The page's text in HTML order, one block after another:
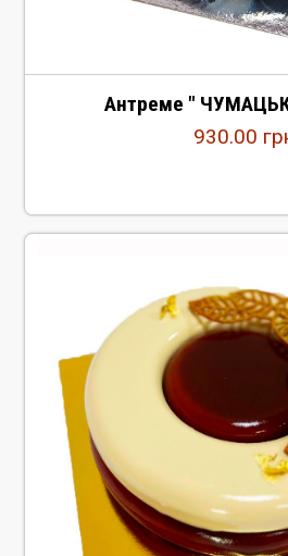
Антреме "
930.00